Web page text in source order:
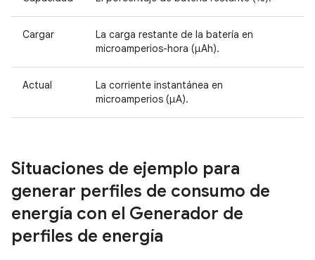
Cargar
La carga restante de la batería en
microamperios-hora (μAh).
Actual
La corriente instantánea en
microamperios (μA).
Situaciones de ejemplo para
generar perfiles de consumo de
energía con el Generador de
perfiles de energía